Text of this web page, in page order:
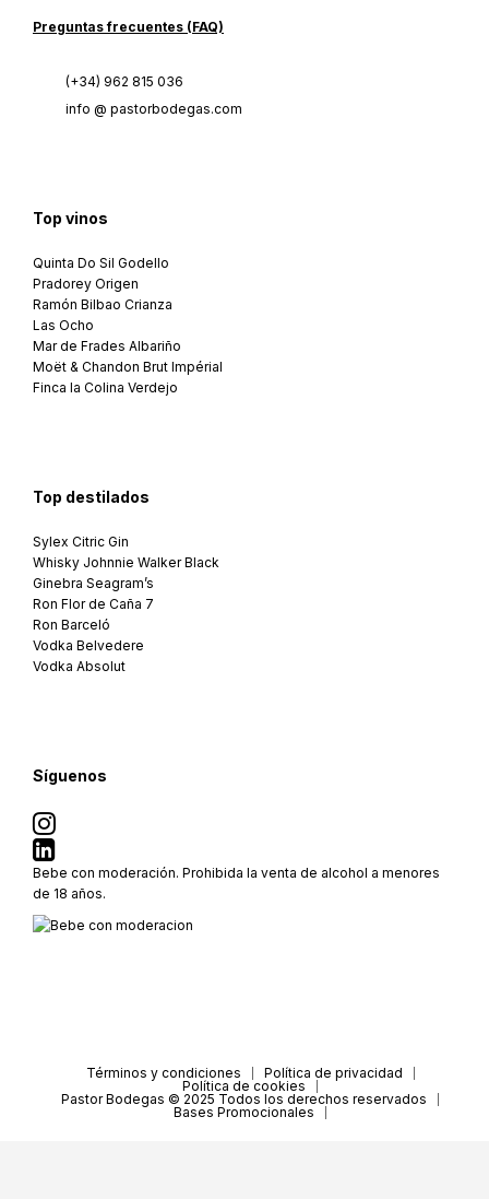
Preguntas frecuentes (FAQ)
(+34) 962 815 036
info @ pastorbodegas.com
Top vinos
Quinta Do Sil Godello
Pradorey Origen
Ramón Bilbao Crianza
Las Ocho
Mar de Frades Albariño
Moët & Chandon Brut Impérial
Finca la Colina Verdejo
Top destilados
Sylex Citric Gin
Whisky Johnnie Walker Black
Ginebra Seagram’s
Ron Flor de Caña 7
Ron Barceló
Vodka Belvedere
Vodka Absolut
Síguenos
Bebe con moderación. Prohibida la venta de alcohol a menores
de 18 años.
Términos y condiciones
Política de privacidad
Política de cookies
Pastor Bodegas © 2025 Todos los derechos reservados
Bases Promocionales